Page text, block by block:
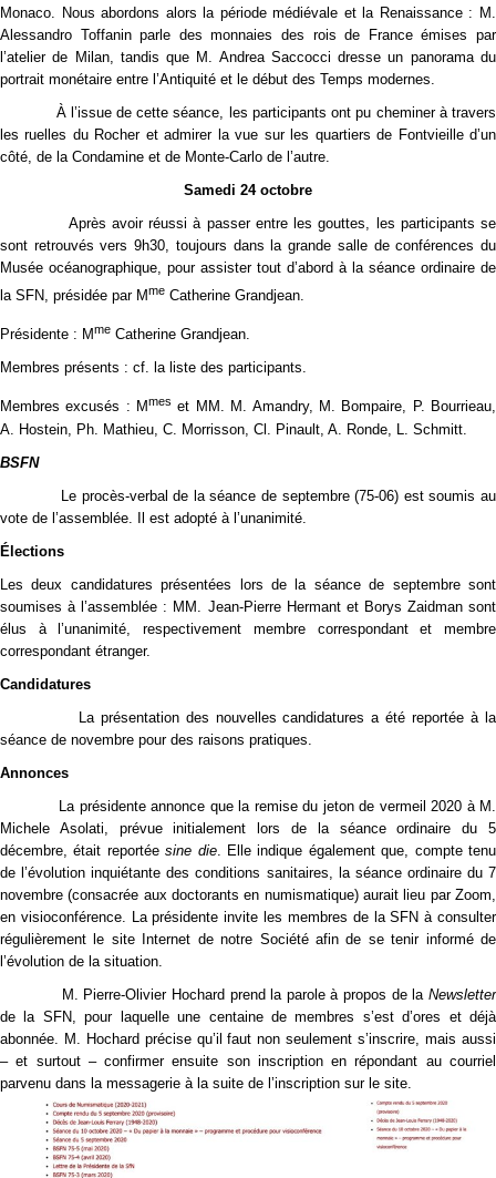
Monaco. Nous abordons alors la période médiévale et la Renaissance : M.
Alessandro Toffanin parle des monnaies des rois de France émises par
l’atelier de Milan, tandis que M. Andrea Saccocci dresse un panorama du
portrait monétaire entre l’Antiquité et le début des Temps modernes.
À l’issue de cette séance, les participants ont pu cheminer à travers
les ruelles du Rocher et admirer la vue sur les quartiers de Fontvieille d’un
côté, de la Condamine et de Monte-Carlo de l’autre.
Samedi 24 octobre
Après avoir réussi à passer entre les gouttes, les participants se
sont retrouvés vers 9h30, toujours dans la grande salle de conférences du
Musée océanographique, pour assister tout d’abord à la séance ordinaire de
la SFN, présidée par Mme Catherine Grandjean.
Présidente : Mme Catherine Grandjean.
Membres présents : cf. la liste des participants.
Membres excusés : Mmes et MM. M. Amandry, M. Bompaire, P. Bourrieau,
A. Hostein, Ph. Mathieu, C. Morrisson, Cl. Pinault, A. Ronde, L. Schmitt.
BSFN
Le procès-verbal de la séance de septembre (75-06) est soumis au
vote de l’assemblée. Il est adopté à l’unanimité.
Élections
Les deux candidatures présentées lors de la séance de septembre sont
soumises à l’assemblée : MM. Jean-Pierre Hermant et Borys Zaidman sont
élus à l’unanimité, respectivement membre correspondant et membre
correspondant étranger.
Candidatures
La présentation des nouvelles candidatures a été reportée à la
séance de novembre pour des raisons pratiques.
Annonces
La présidente annonce que la remise du jeton de vermeil 2020 à M.
Michele Asolati, prévue initialement lors de la séance ordinaire du 5
décembre, était reportéesine die. Elle indique également que, compte tenu
de l’évolution inquiétante des conditions sanitaires, la séance ordinaire du 7
novembre (consacrée aux doctorants en numismatique) aurait lieu par Zoom,
en visioconférence. La présidente invite les membres de la SFN à consulter
régulièrement le site Internet de notre Société afin de se tenir informé de
l’évolution de la situation.
M. Pierre-Olivier Hochard prend la parole à propos de la Newsletter
de la SFN, pour laquelle une centaine de membres s’est d’ores et déjà
abonnée. M. Hochard précise qu’il faut non seulement s’inscrire, mais aussi
– et surtout – confirmer ensuite son inscription en répondant au courriel
parvenu dans la messagerie à la suite de l’inscription sur le site.